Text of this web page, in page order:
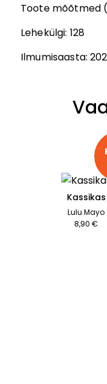
Toote mõõtmed
Lehekülgi: 128
Ilmumisaasta:
Kassikas
Lulu Mayo
8,90 €